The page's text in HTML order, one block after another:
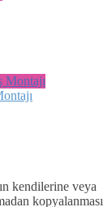
kendilerine veya
kopyalanması